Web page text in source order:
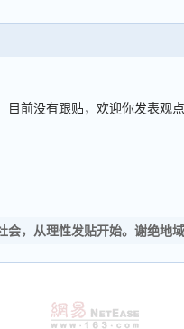
目前没有跟贴，欢迎你发表观点
会，从理性发贴开始。谢绝地